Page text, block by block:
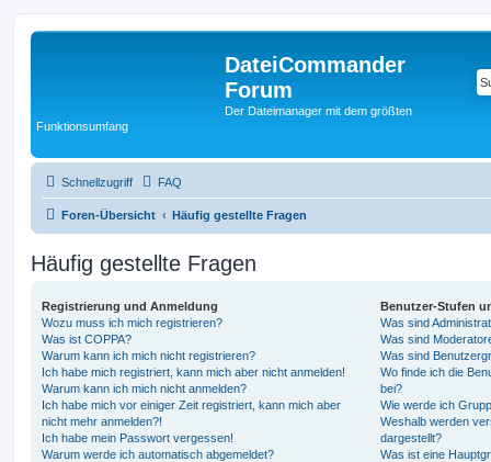
DateiCommander
Forum
Der Dateimanager mit dem größten
Funktionsumfang
Schnellzugriff FAQ
Foren-Übersicht Häufig gestellte Fragen
Häufig gestellte Fragen
Registrierung und Anmeldung
Wozu muss ich mich registrieren?
Was ist COPPA?
Warum kann ich mich nicht registrieren?
Ich habe mich registriert, kann mich aber nicht anmelden!
Warum kann ich mich nicht anmelden?
Ich habe mich vor einiger Zeit registriert, kann mich aber
nicht mehr anmelden?!
Ich habe mein Passwort vergessen!
Warum werde ich automatisch abgemeldet?
Benutzer-Stufen
Was sind
Was sind
Was sind
Wo finde ich die
bei?
Wie werde ich
Weshalb werden
dargestellt?
Was ist eine